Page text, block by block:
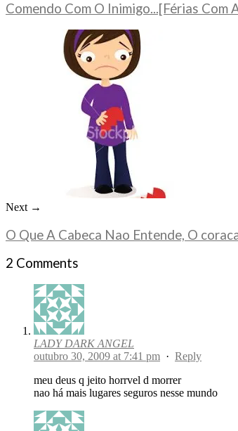
Comendo Com O Inimigo...[Férias Com
Next →
O Que A Cabeca Nao Entende, O
2 Comments
LADY DARK ANGEL
outubro 30, 2009 at 7:41 pm · Reply
meu deus q jeito horrvel d morrer
nao há mais lugares seguros nesse mundo